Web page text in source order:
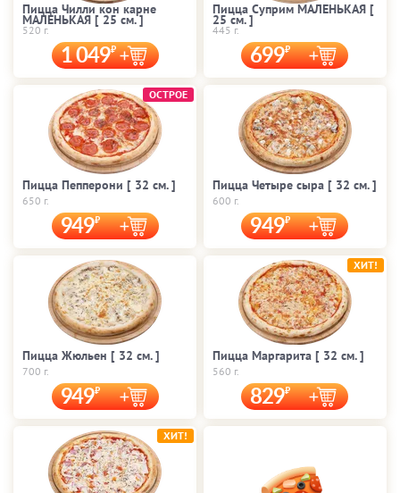
Пицца Чилли кон карне
МАЛЕНЬКАЯ [ 25 cм. ]
520 г.
1 049
Пицца Суприм МАЛЕНЬКАЯ [
25 cм. ]
445 г.
699
Пицца Пепперони [ 32 cм. ]
650 г.
949
ОСТРОЕ
Пицца Четыре сыра [ 32 cм. ]
600 г.
949
Пицца Жюльен [ 32 cм. ]
700 г.
949
Пицца Маргарита [ 32 cм. ]
560 г.
829
ХИТ!
ХИТ!